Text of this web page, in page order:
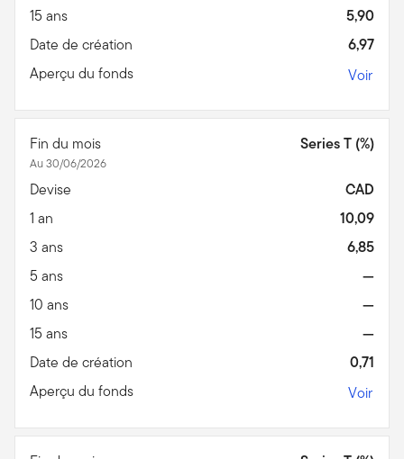
15 ans
5,90
Date de création
6,97
Aperçu du fonds
Voir
Fin du mois
Au 30/06/2026
Series T (%)
Devise
CAD
1 an
10,09
3 ans
6,85
5 ans
—
10 ans
—
15 ans
—
Date de création
0,71
Aperçu du fonds
Voir